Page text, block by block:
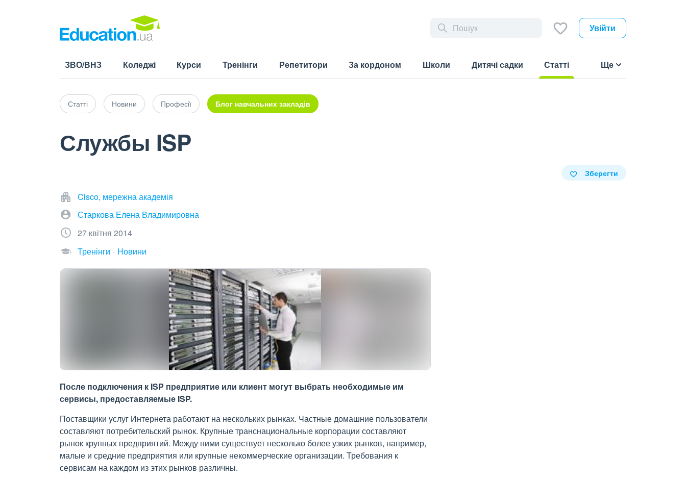
Увійти
ЗВО/ВНЗ Коледжі Курси Тренінги Репетитори За кордоном Школи Дитячі садки
Статті
Ще
Статті Новини Професії Блог навчальних закладів
Службы ISP
Зберегти
Cisco, мережна академія
Старкова Елена Владимировна
27 квітня 2014
Тренінги
Новини
После подключения к ISP предприятие или клиент могут выбрать необходимые им
сервисы, предоставляемые ISP.
Поставщики услуг Интернета работают на нескольких рынках. Частные домашние пользователи
составляют потребительский рынок. Крупные транснациональные корпорации составляют
рынок крупных предприятий. Между ними существует несколько более узких рынков, например,
малые и средние предприятия или крупные некоммерческие организации. Требования к
сервисам на каждом из этих рынков различны.